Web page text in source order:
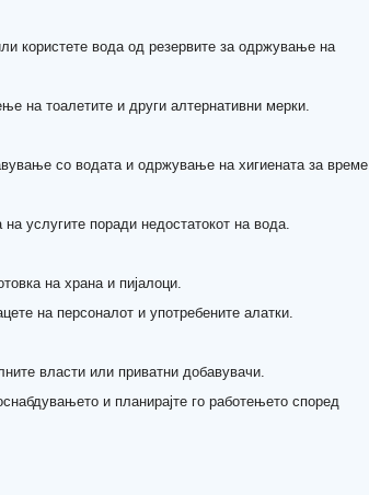
користете вода од резервите за одржување на
на тоалетите и други алтернативни мерки.
со водата и одржување на хигиената за време
услугите поради недостатокот на вода.
на храна и пијалоци.
на персоналот и употребените алатки.
власти или приватни добавувачи.
и планирајте го работењето според